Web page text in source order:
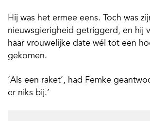
Hij was het ermee eens. Toch was
nieuwsgierigheid getriggerd, en hij
haar vrouwelijke date wél tot een
gekomen.
‘Als een raket’, had Femke
er niks bij.’